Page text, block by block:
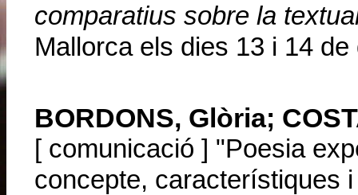
comparatius sobre la
Mallorca els dies 13 i 14
BORDONS, Glòria;
[ comunicació ] "Poesia
concepte, característiques